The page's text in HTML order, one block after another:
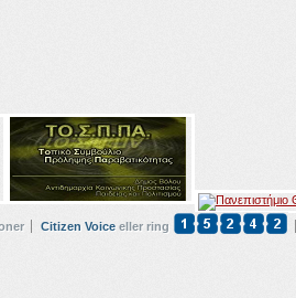
Citizen Voice eller ring